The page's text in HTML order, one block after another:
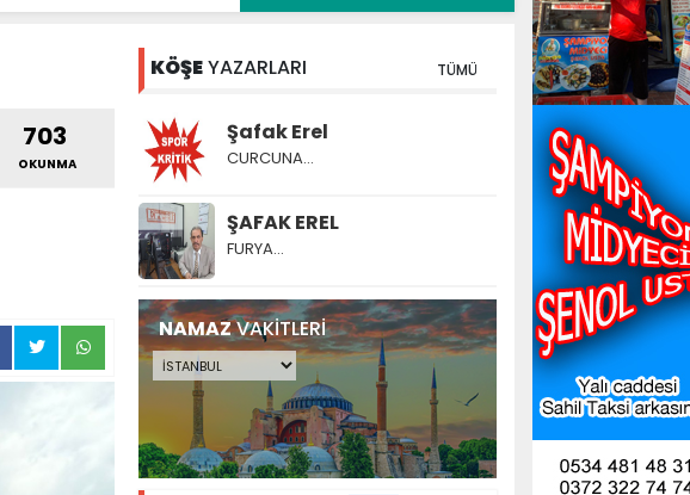
703
OKUNMA
KÖŞEYAZARLARI TÜMÜ
Şafak Erel
CURCUNA…
ŞAFAK EREL
FURYA…
NAMAZVAKİTLERİ